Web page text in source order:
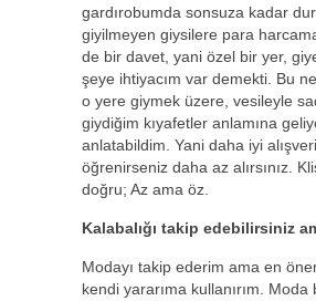
gardırobumda sonsuza kadar
giyilmeyen giysilere para
de bir davet, yani özel bir yer,
şeye ihtiyacım var demekti. Bu
o yere giymek üzere, vesileyle
giydiğim kıyafetler anlamına
anlatabildim. Yani daha iyi
öğrenirseniz daha az alırsınız.
doğru; Az ama öz.
Kalabalığı takip edebilirsiniz
Modayı takip ederim ama en
kendi yararıma kullanırım. Moda